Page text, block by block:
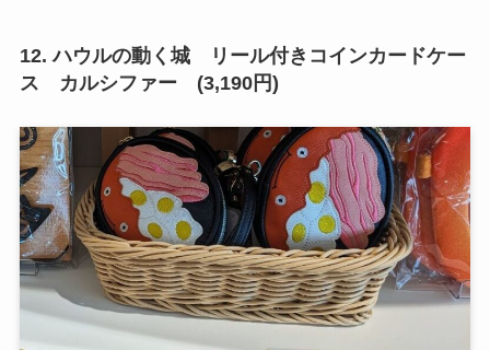
12. ハウルの動く城 リール付きコインカードケー
ス カルシファー (3,190円)